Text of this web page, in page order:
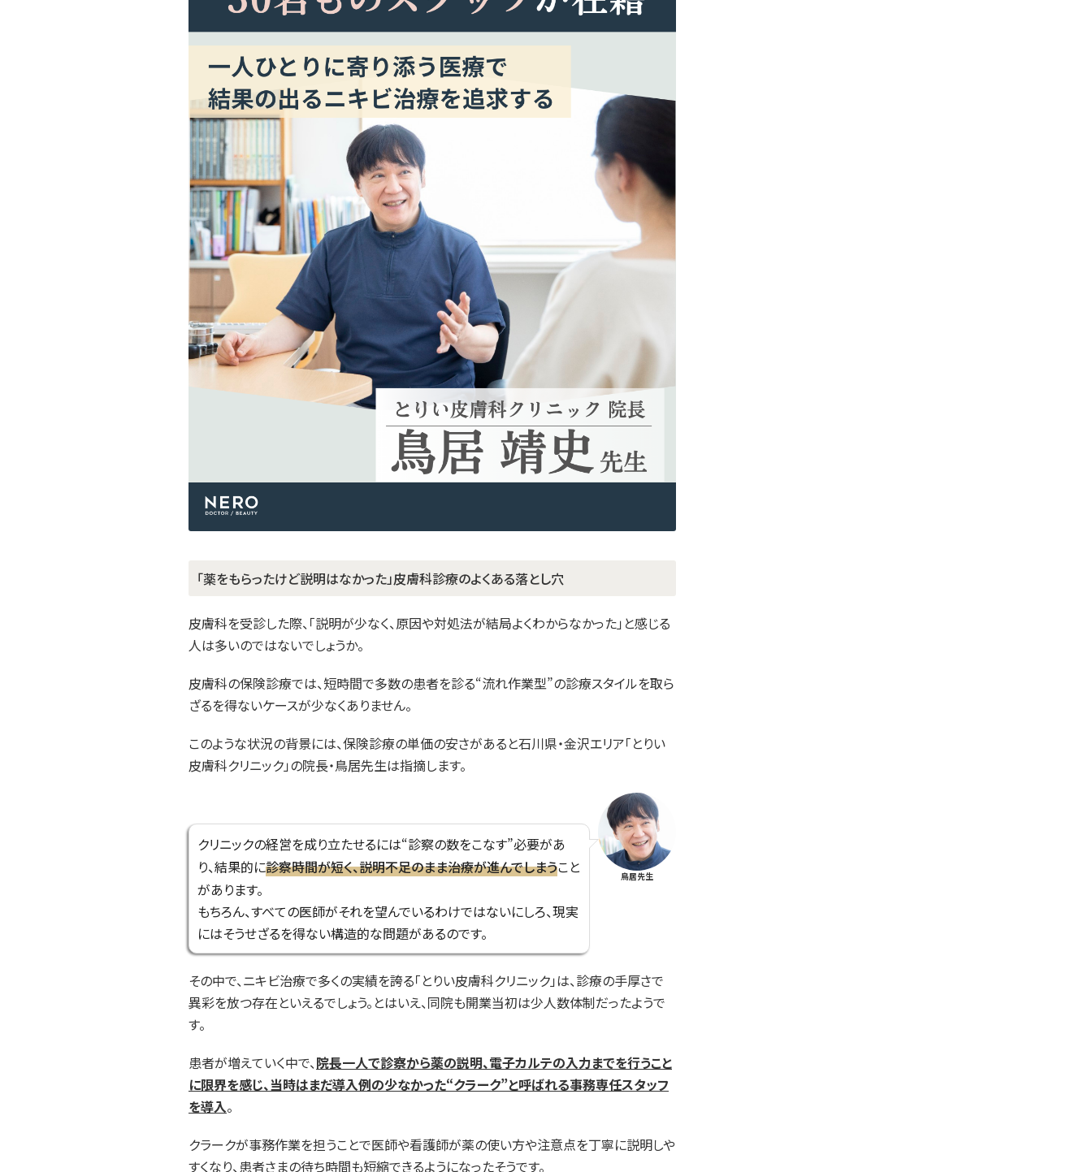
「薬をもらったけど説明はなかった」皮膚科診療のよくある落とし穴
皮膚科を受診した際、「説明が少なく、原因や対処法が結局よくわからなかった」と感じる
人は多いのではないでしょうか。
皮膚科の保険診療では、短時間で多数の患者を診る“流れ作業型”の診療スタイルを取ら
ざるを得ないケースが少なくありません。
このような状況の背景には、保険診療の単価の安さがあると石川県・金沢エリア「とりい
皮膚科クリニック」の院長・鳥居先生は指摘します。
クリニックの経営を成り立たせるには“診察の数をこなす”必要があ
り、結果的に診察時間が短く、説明不足のまま治療が進んでしまうこと
があります。
もちろん、すべての医師がそれを望んでいるわけではないにしろ、現実
にはそうせざるを得ない構造的な問題があるのです。
鳥居先生
その中で、ニキビ治療で多くの実績を誇る「とりい皮膚科クリニック」は、診療の手厚さで
異彩を放つ存在といえるでしょう。とはいえ、同院も開業当初は少人数体制だったようで
す。
患者が増えていく中で、院長一人で診察から薬の説明、電子カルテの入力までを行うこと
に限界を感じ、当時はまだ導入例の少なかった“クラーク”と呼ばれる事務専任スタッフ
を導入。
クラークが事務作業を担うことで医師や看護師が薬の使い方や注意点を丁寧に説明しや
すくなり、患者さまの待ち時間も短縮できるようになったそうです。